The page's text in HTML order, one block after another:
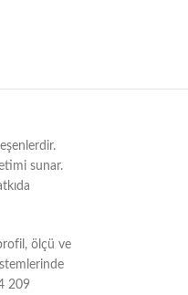
sunar.
ölçü ve
209